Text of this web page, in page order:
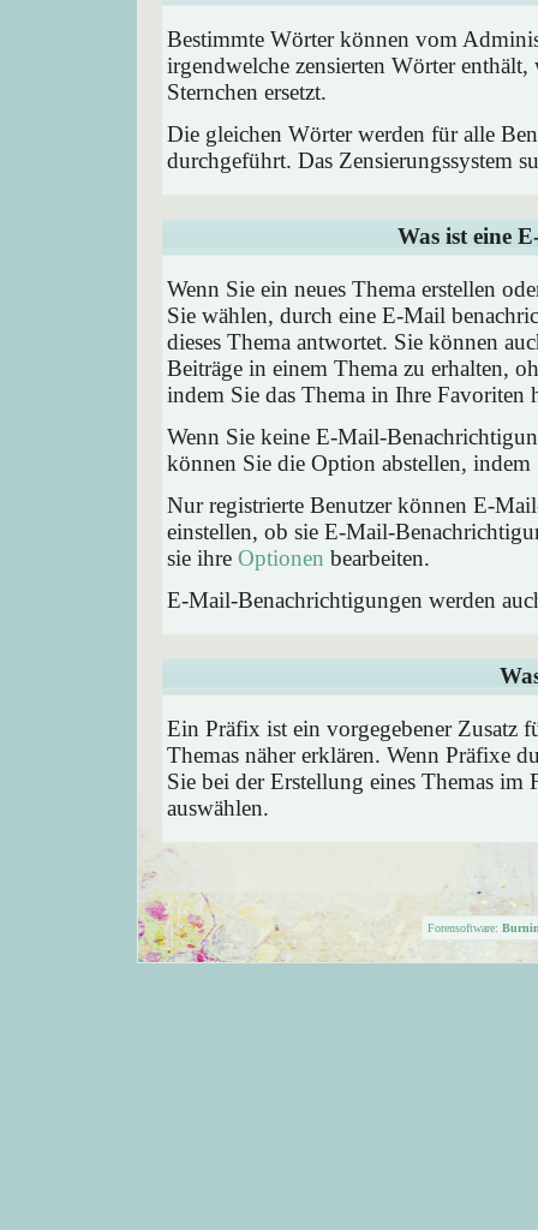
Bestimmte Wörter können vom
irgendwelche zensierten Wörter
Sternchen ersetzt.
Die gleichen Wörter werden für alle
durchgeführt. Das Zensierungssystem
Was ist eine
Wenn Sie ein neues Thema erstellen
Sie wählen, durch eine E-Mail
dieses Thema antwortet. Sie können
Beiträge in einem Thema zu erhalten,
indem Sie das Thema in Ihre Favoriten
Wenn Sie keine E-Mail-
können Sie die Option abstellen,
Nur registrierte Benutzer können E-
einstellen, ob sie E-Mail-
sie ihre Optionen bearbeiten.
E-Mail-Benachrichtigungen werden
Ein Präfix ist ein vorgegebener Zusatz
Themas näher erklären. Wenn Präfixe
Sie bei der Erstellung eines Themas
auswählen.
Forensoftware: